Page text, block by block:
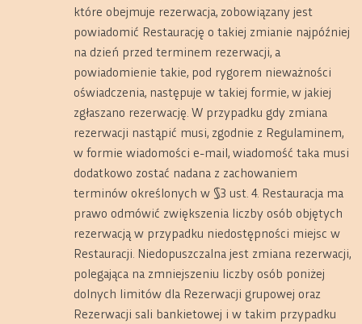
które obejmuje rezerwacja, zobowiązany jest
powiadomić Restaurację o takiej zmianie najpóźniej
na dzień przed terminem rezerwacji, a
powiadomienie takie, pod rygorem nieważności
oświadczenia, następuje w takiej formie, w jakiej
zgłaszano rezerwację. W przypadku gdy zmiana
rezerwacji nastąpić musi, zgodnie z Regulaminem,
w formie wiadomości e-mail, wiadomość taka musi
dodatkowo zostać nadana z zachowaniem
terminów określonych w §3 ust. 4. Restauracja ma
prawo odmówić zwiększenia liczby osób objętych
rezerwacją w przypadku niedostępności miejsc w
Restauracji. Niedopuszczalna jest zmiana rezerwacji,
polegająca na zmniejszeniu liczby osób poniżej
dolnych limitów dla Rezerwacji grupowej oraz
Rezerwacji sali bankietowej i w takim przypadku